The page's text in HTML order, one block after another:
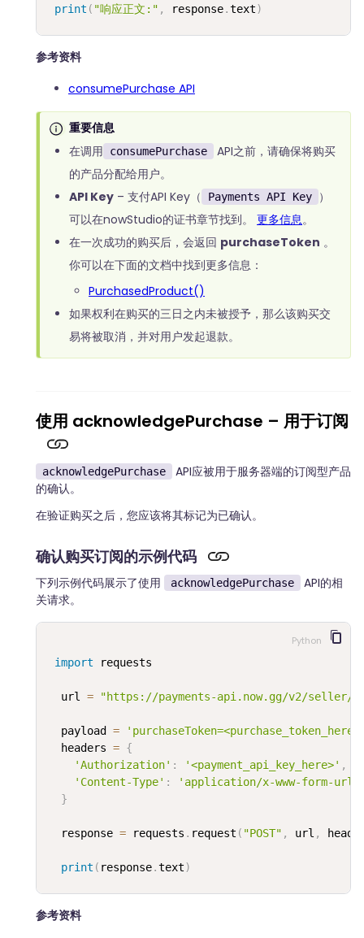
print ( "响应正文:" , response.text)
参考资料
consumePurchase API
重要信息
在调用
consumePurchase
API之前，请确保将购买
的产品分配给用户。
API Key – 支付API Key（ Payments API Key
）
可以在nowStudio的证书章节找到。 更多信息。
在一次成功的购买后，会返回 purchaseToken 。
你可以在下面的文档中找到更多信息：
PurchasedProduct()
如果权利在购买的三日之内未被授予，那么该购买交
易将被取消，并对用户发起退款。
使用 acknowledgePurchase – 用于订阅
acknowledgePurchase
API应被用于服务器端的订阅型产品
的确认。
在验证购买之后，您应该将其标记为已确认。
确认购买订阅的示例代码
下列示例代码展示了使用 acknowledgePurchase
API的相
关请求。
import requests
  url
= "https://payments-api.now.gg/v2/seller/
  payload
=
  headers
= {
'Authorization' : '<payment_api_key_here>' ,
'Content-Type' :
'application/x-www-form-
}
  response
= requests . request ( "POST" , url ,
print ( response.text)
Python
参考资料